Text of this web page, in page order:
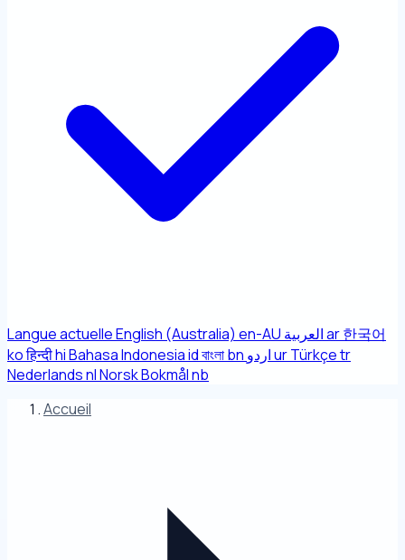
Langue actuelleEnglish (Australia) en-AU العربيةar한국어
koहिन्दीhiBahasa Indonesiaidবাংলাbn اردوurTürkçetr
NederlandsnlNorsk Bokmålnb
Accueil